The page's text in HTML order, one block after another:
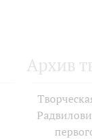
Архив